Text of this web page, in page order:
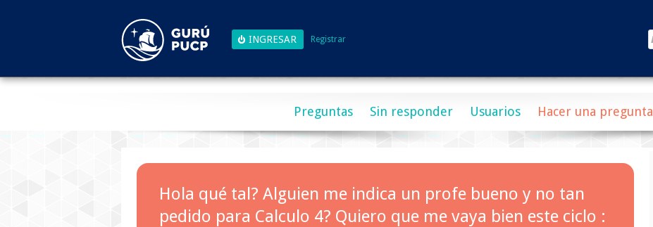
Registrar
Preguntas Sin responder Usuarios Hacer una pregunta
Hola qué tal? Alguien me indica un profe bueno y no tan
pedido para Calculo 4? Quiero que me vaya bien este ciclo :